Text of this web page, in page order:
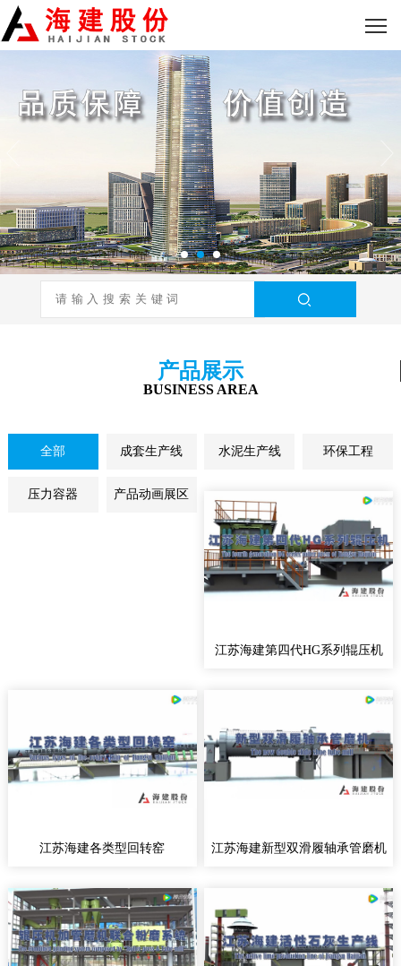
产品展示
BUSINESS AREA
全部 成套生产线 水泥生产线 环保工程
压力容器 产品动画展区
江苏海建第四代HG系列辊压机
江苏海建各类型回转窑 江苏海建新型双滑履轴承管磨机